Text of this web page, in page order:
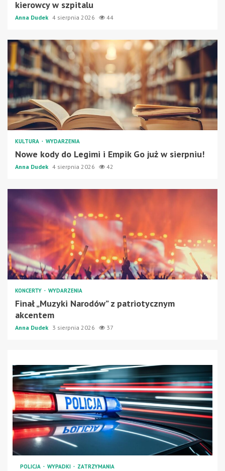
kierowcy w szpitalu
Anna Dudek 4 sierpnia 2026 44
KULTURA WYDARZENIA
Nowe kody do Legimi i Empik Go już w sierpniu!
Anna Dudek 4 sierpnia 2026 42
KONCERTY WYDARZENIA
Finał „Muzyki Narodów” z patriotycznym
akcentem
Anna Dudek 3 sierpnia 2026 37
POLICJA WYPADKI ZATRZYMANIA